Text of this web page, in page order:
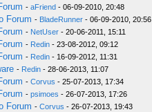
- aFriend - 06-09-2010, 20:48
Forum - BladeRunner - 06-09-2010, 20:56
- NetUser - 20-06-2011, 15:11
- Redin - 23-08-2012, 09:12
- Redin - 16-09-2012, 11:31
- Redin - 28-06-2013, 11:07
- Corvus - 25-07-2013, 17:34
- psimoes - 26-07-2013, 17:26
Forum - Corvus - 26-07-2013, 19:43